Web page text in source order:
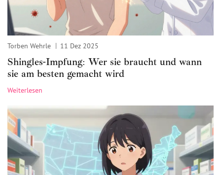
Torben Wehrle 11 Dez 2025
Shingles-Impfung: Wer sie braucht und wann
sie am besten gemacht wird
Weiterlesen